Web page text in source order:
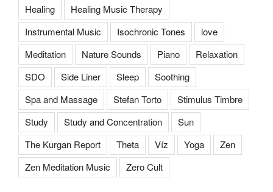
Healing
Healing Music Therapy
Instrumental Music
Isochronic Tones
love
Meditation
Nature Sounds Piano
Relaxation
SDO
Side Liner Sleep
Soothing
Spa and Massage
Stefan Torto
Stimulus Timbre
Study
Study and Concentration
Sun
The Kurgan Report
Theta Víz Yoga
Zen
Zen Meditation Music
Zero Cult